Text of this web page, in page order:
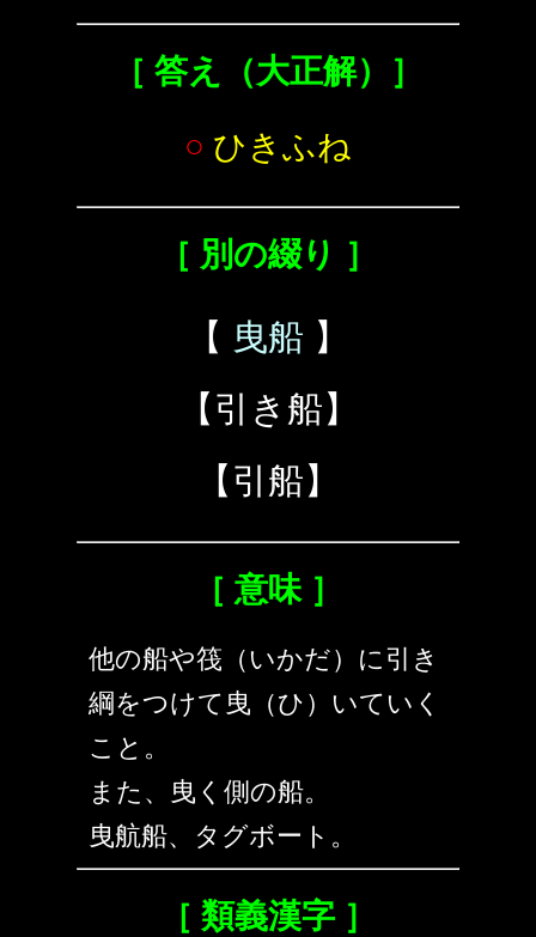
［ 答え（大正解）］
○ ひきふね
［ 別の綴り ］
【 曳船 】
【引き船】
【引船】
［ 意味 ］
他の船や筏（いかだ）に引き
綱をつけて曳（ひ）いていく
こと。
また、曳く側の船。
曳航船、タグボート。
［ 類義漢字 ］